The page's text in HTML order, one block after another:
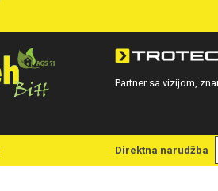
Partner sa vizijom,
Direktna narudžba